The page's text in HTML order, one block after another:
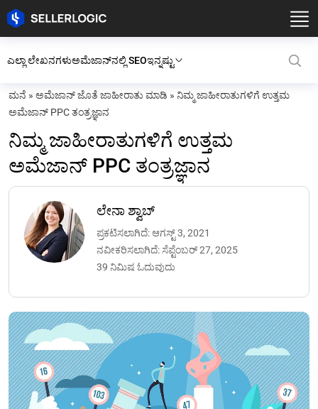
ಎಲ್ಲಾ ಲೇಖನಗಳುಅಮೆಜಾನ್‌ನಲ್ಲಿ SEOಇನ್ನಷ್ಟು
ಮನೆ » ಅಮೆಜಾನ್ ಜೊತೆ ಜಾಹೀರಾತು ಮಾಡಿ » ನಿಮ್ಮ ಜಾಹೀರಾತುಗಳಿಗೆ ಉತ್ತಮ
ಅಮೆಜಾನ್ PPC ತಂತ್ರಜ್ಞಾನ
ನಿಮ್ಮ ಜಾಹೀರಾತುಗಳಿಗೆ ಉತ್ತಮ
ಅಮೆಜಾನ್ PPC ತಂತ್ರಜ್ಞಾನ
ಲೇನಾ ಶ್ವಾಬ್
ಪ್ರಕಟಿಸಲಾಗಿದೆ: ಆಗಸ್ಟ್ 3, 2021
ನವೀಕರಿಸಲಾಗಿದೆ: ಸೆಪ್ಟೆಂಬರ್ 27, 2025
39 ನಿಮಿಷ ಓದುವುದು